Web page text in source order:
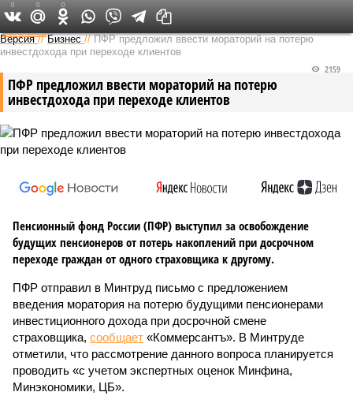
Федеральный выпуск
Версия //Бизнес //ПФР предложил ввести мораторий на потерю
инвестдохода при переходе клиентов
ПФР предложил ввести мораторий на потерю
инвестдохода при переходе клиентов
2159
Пенсионный фонд России (ПФР) выступил за освобождение
будущих пенсионеров от потерь накоплений при досрочном
переходе граждан от одного страховщика к другому.
ПФР отправил в Минтруд письмо с предложением
введения моратория на потерю будущими пенсионерами
инвестиционного дохода при досрочной смене
страховщика, сообщает «Коммерсантъ». В Минтруде
отметили, что рассмотрение данного вопроса планируется
проводить «с учетом экспертных оценок Минфина,
Минэкономики, ЦБ».
0 0 0